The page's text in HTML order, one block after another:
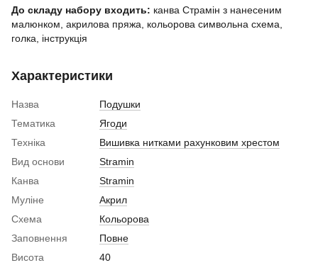
До складу набору входить: канва Страмін з нанесеним
малюнком, акрилова пряжа, кольорова символьна схема,
голка, інструкція
Характеристики
Назва
Подушки
Тематика
Ягоди
Техніка
Вишивка нитками рахунковим хрестом
Вид основи
Stramin
Канва
Stramin
Муліне
Акрил
Схема
Кольорова
Заповнення
Повне
Висота
40